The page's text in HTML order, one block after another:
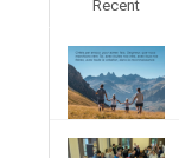
Recent